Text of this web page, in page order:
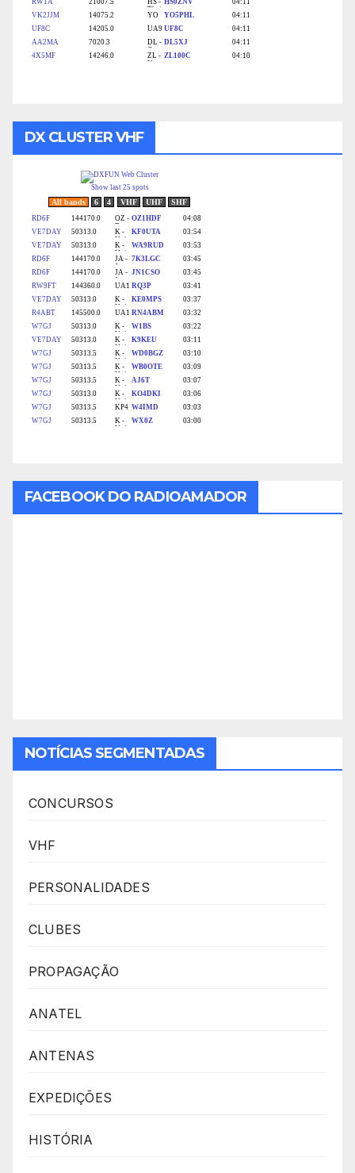
DX CLUSTER VHF
FACEBOOK DO RADIOAMADOR
NOTÍCIAS SEGMENTADAS
CONCURSOS
VHF
PERSONALIDADES
CLUBES
PROPAGAÇÃO
ANATEL
ANTENAS
EXPEDIÇÕES
HISTÓRIA